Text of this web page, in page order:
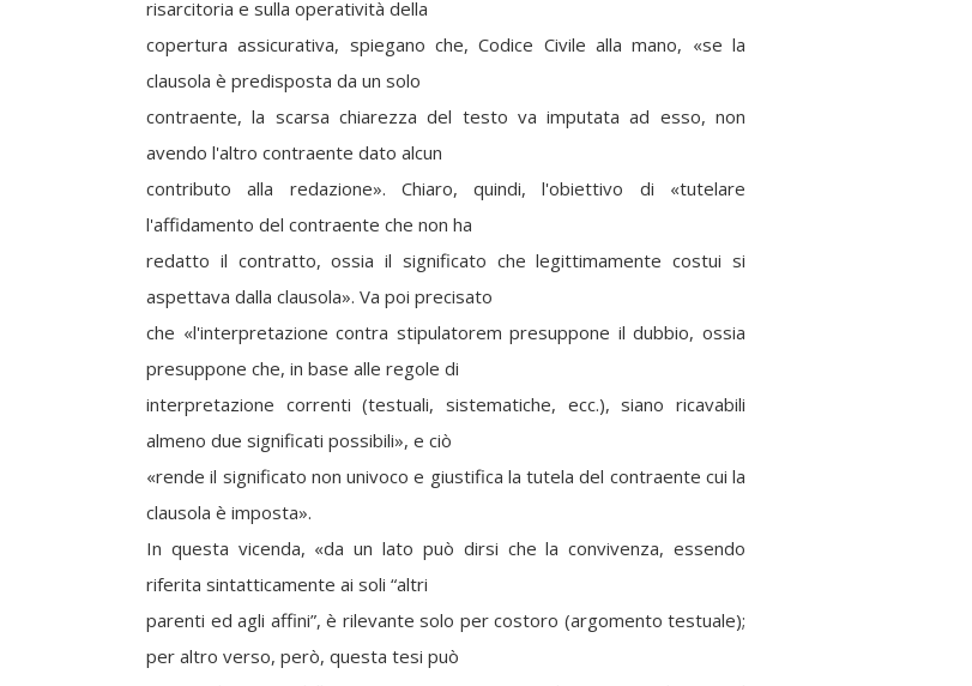
risarcitoria e sulla operatività della
copertura assicurativa, spiegano che, Codice Civile alla mano, «se la
clausola è predisposta da un solo
contraente, la scarsa chiarezza del testo va imputata ad esso, non
avendo l'altro contraente dato alcun
contributo alla redazione». Chiaro, quindi, l'obiettivo di «tutelare
l'affidamento del contraente che non ha
redatto il contratto, ossia il significato che legittimamente costui si
aspettava dalla clausola». Va poi precisato
che «l'interpretazione contra stipulatorem presuppone il dubbio, ossia
presuppone che, in base alle regole di
interpretazione correnti (testuali, sistematiche, ecc.), siano ricavabili
almeno due significati possibili», e ciò
«rende il significato non univoco e giustifica la tutela del contraente cui la
clausola è imposta».
In questa vicenda, «da un lato può dirsi che la convivenza, essendo
riferita sintatticamente ai soli “altri
parenti ed agli affini”, è rilevante solo per costoro (argomento testuale);
per altro verso, però, questa tesi può